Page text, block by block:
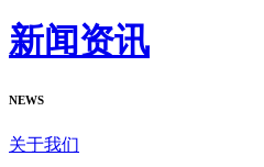
新闻资讯
NEWS
关于我们